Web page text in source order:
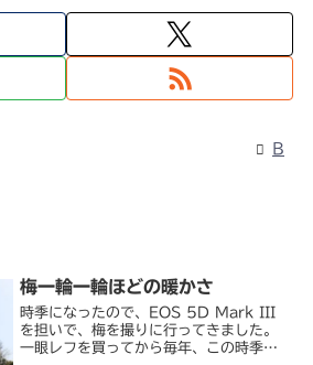
B
梅一輪一輪ほどの暖かさ
時季になったので、EOS 5D Mark III
を担いで、梅を撮りに行ってきました。
一眼レフを買ってから毎年、この時季に